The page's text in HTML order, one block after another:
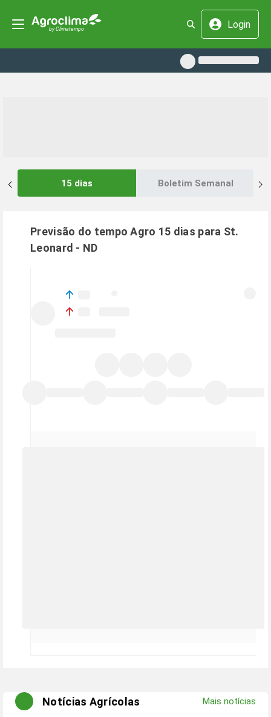
Login
15 dias Boletim Semanal
Previsão do tempo Agro 15 dias para St.
Leonard - ND
Notícias Agrícolas Mais notícias